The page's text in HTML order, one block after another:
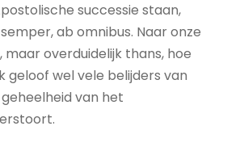
successie staan,
ab omnibus. Naar onze
overduidelijk thans, hoe
wel vele belijders van
van het